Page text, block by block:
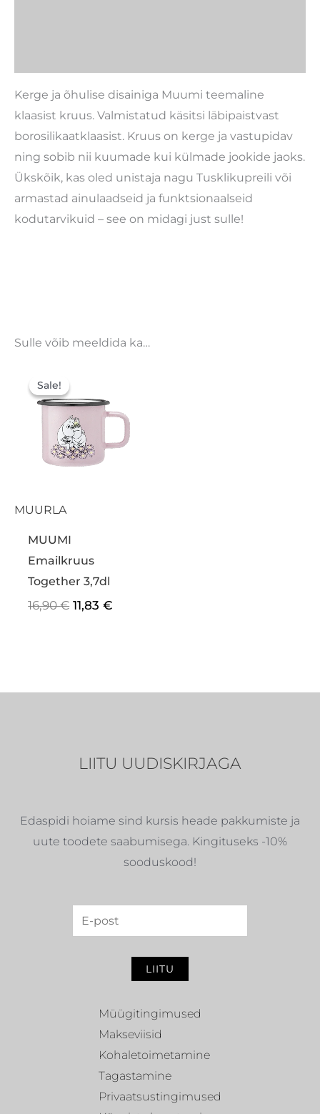
Kerge ja õhulise disainiga Muumi teemaline
klaasist kruus. Valmistatud käsitsi läbipaistvast
borosilikaatklaasist. Kruus on kerge ja vastupidav
ning sobib nii kuumade kui külmade jookide jaoks.
Ükskõik, kas oled unistaja nagu Tusklikupreili või
armastad ainulaadseid ja funktsionaalseid
kodutarvikuid – see on midagi just sulle!
Sulle võib meeldida ka…
Sale!
MUURLA
Sale!
MUUMI
Emailkruus
Together 3,7dl
16,90€
oli:
16,90 €.
11,83€
11,83 €.
LIITU UUDISKIRJAGA
Edaspidi hoiame sind kursis heade pakkumiste ja
uute toodete saabumisega. Kingituseks -10%
sooduskood!
LIITU
Müügitingimused
Makseviisid
Kohaletoimetamine
Tagastamine
Privaatsustingimused